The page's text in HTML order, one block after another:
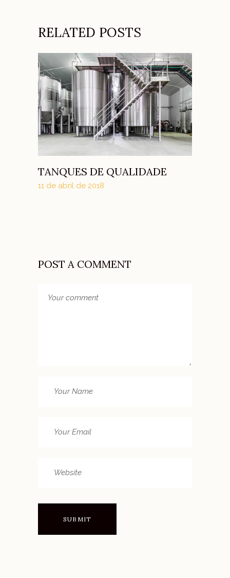
RELATED POSTS
TANQUES DE QUALIDADE
11 de abril de 2018
POST A COMMENT